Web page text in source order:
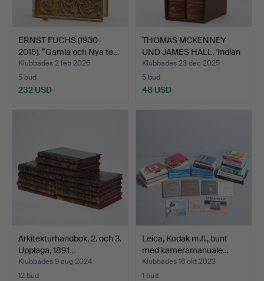
ERNST FUCHS (1930-
2015). ”Gamla och Nya te…
Klubbades 2 feb 2026
5 bud
232 USD
THOMAS MCKENNEY
UND JAMES HALL. 'Indian
Tr…
Klubbades 23 dec 2025
5 bud
48 USD
Arkitekturhandbok, 2. och 3.
Upplaga, 1891…
Klubbades 9 aug 2024
12 bud
Leica, Kodak m.fl., bunt
med kameramanuale…
Klubbades 16 okt 2023
1 bud